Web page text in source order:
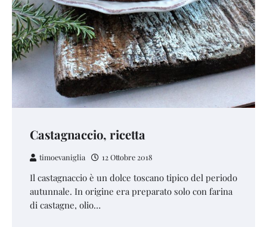
Castagnaccio, ricetta
timoevaniglia 12 Ottobre 2018
Il castagnaccio è un dolce toscano tipico del periodo
autunnale. In origine era preparato solo con farina
di castagne, olio…